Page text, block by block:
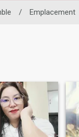
/ Emplacement